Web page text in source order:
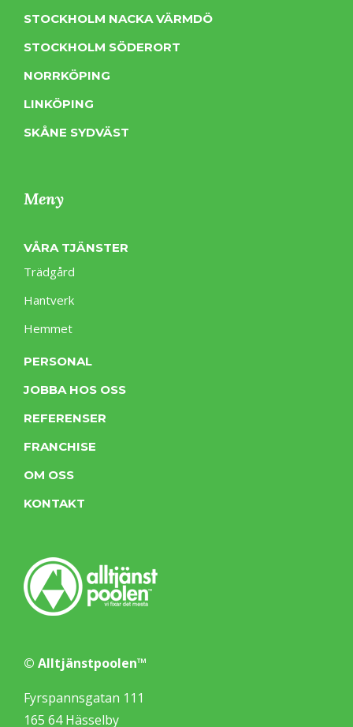
STOCKHOLM NACKA VÄRMDÖ
STOCKHOLM SÖDERORT
NORRKÖPING
LINKÖPING
SKÅNE SYDVÄST
Meny
VÅRA TJÄNSTER
Trädgård
Hantverk
Hemmet
PERSONAL
JOBBA HOS OSS
REFERENSER
FRANCHISE
OM OSS
KONTAKT
© Alltjänstpoolen™
Fyrspannsgatan 111
165 64 Hässelby